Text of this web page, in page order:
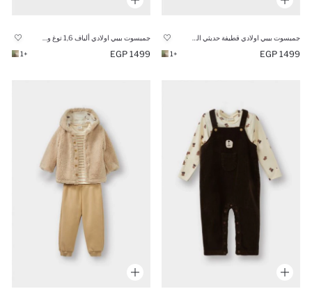
1499 EGP
+1
1499 EGP
+1